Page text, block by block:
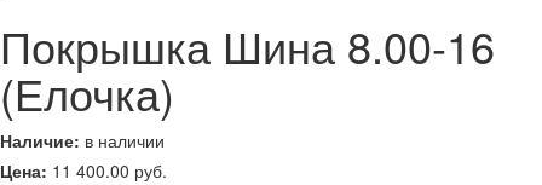
Покрышка Шина 8.00-16
(Елочка)
Наличие: в наличии
Цена: 11 400.00 руб.